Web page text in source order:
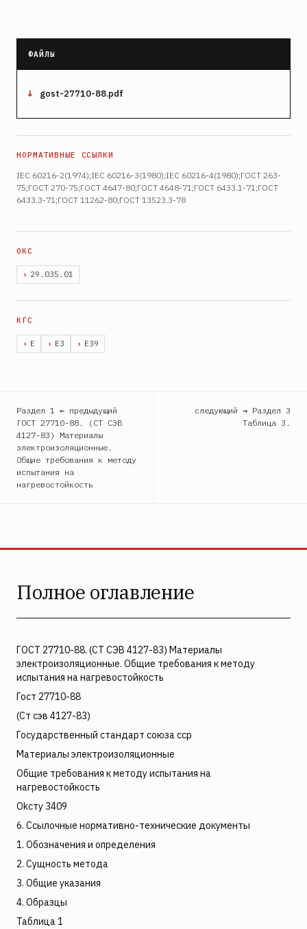
gost-27710-88.pdf
IEC 60216-2(1974);IEC 60216-3(1980);IEC 60216-4(1980);ГОСТ 263-
75;ГОСТ 270-75;ГОСТ 4647-80;ГОСТ 4648-71;ГОСТ 6433.1-71;ГОСТ
6433.3-71;ГОСТ 11262-80;ГОСТ 13523.3-78
29.035.01
Е Е3 Е39
Раздел 1 ← предыдущий
ГОСТ 27710-88. (СТ СЭВ
4127-83) Материалы
электроизоляционные.
Общие требования к методу
испытания на
нагревостойкость
следующий → Раздел 3
Таблица 3.
Полное оглавление
ГОСТ 27710-88. (СТ СЭВ 4127-83) Материалы
электроизоляционные. Общие требования к методу
испытания на нагревостойкость
Гост 27710-88
(Ст сэв 4127-83)
Государственный стандарт союза сср
Материалы электроизоляционные
Общие требования к методу испытания на
нагревостойкость
Okсту 3409
6. Ссылочные нормативно-технические документы
1. Обозначения и определения
2. Сущность метода
3. Общие указания
4. Образцы
Таблица 1